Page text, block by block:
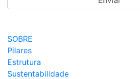
SOBRE
Pilares
Estrutura
Sustentabilidade